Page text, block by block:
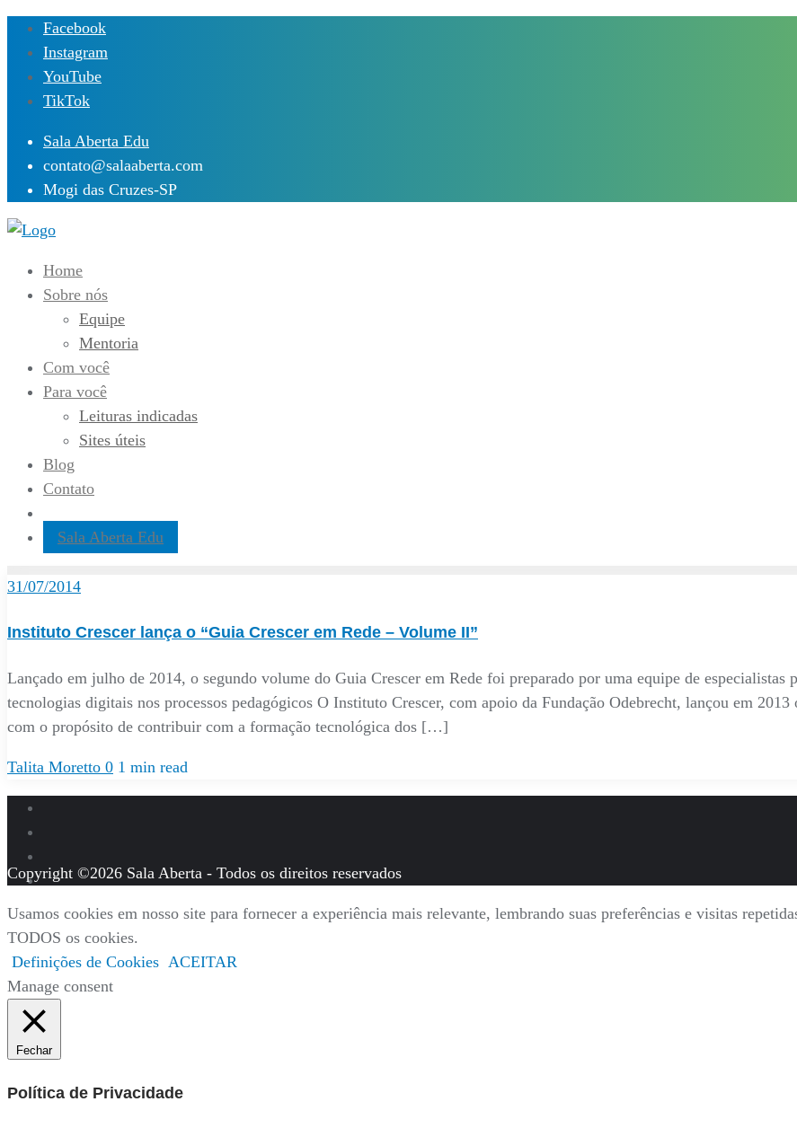
Skip
content
Facebook
Instagram
YouTube
TikTok
Sala Aberta Edu
contato@salaaberta.com
Mogi das Cruzes-SP
Home
Sobre nós
Equipe
Mentoria
Com você
Para você
Leituras indicadas
Sites úteis
Blog
Contato
Sala Aberta Edu
31/07/2014
Instituto Crescer lança o “Guia Crescer em Rede – Volume II”
Lançado em julho de 2014, o segundo volume do Guia Crescer em Rede foi preparado por uma equipe de especialistas
tecnologias digitais nos processos pedagógicos O Instituto Crescer, com apoio da Fundação Odebrecht, lançou em
com o propósito de contribuir com a formação tecnológica dos […]
Talita Moretto 0 1 min read
Copyright ©2026 Sala Aberta - Todos os direitos reservados
Usamos cookies em nosso site para fornecer a experiência mais relevante, lembrando suas preferências e visitas
TODOS os cookies.
Definições de Cookies ACEITAR
Manage consent
Fechar
Política de Privacidade